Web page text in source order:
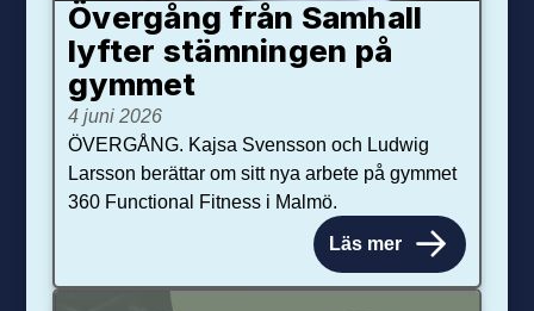
Övergång från Samhall
lyfter stämningen på
gymmet
4 juni 2026
ÖVERGÅNG. Kajsa Svensson och Ludwig
Larsson berättar om sitt nya arbete på gymmet
360 Functional Fitness i Malmö.
Läs mer